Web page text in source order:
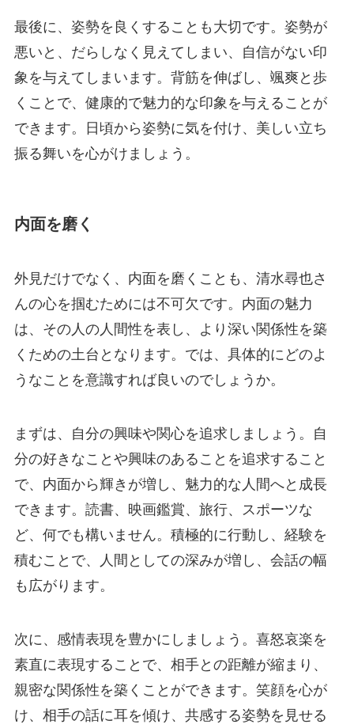
最後に、姿勢を良くすることも大切です。姿勢が
悪いと、だらしなく見えてしまい、自信がない印
象を与えてしまいます。背筋を伸ばし、颯爽と歩
くことで、健康的で魅力的な印象を与えることが
できます。日頃から姿勢に気を付け、美しい立ち
振る舞いを心がけましょう。
内面を磨く
外見だけでなく、内面を磨くことも、清水尋也さ
んの心を掴むためには不可欠です。内面の魅力
は、その人の人間性を表し、より深い関係性を築
くための土台となります。では、具体的にどのよ
うなことを意識すれば良いのでしょうか。
まずは、自分の興味や関心を追求しましょう。自
分の好きなことや興味のあることを追求すること
で、内面から輝きが増し、魅力的な人間へと成長
できます。読書、映画鑑賞、旅行、スポーツな
ど、何でも構いません。積極的に行動し、経験を
積むことで、人間としての深みが増し、会話の幅
も広がります。
次に、感情表現を豊かにしましょう。喜怒哀楽を
素直に表現することで、相手との距離が縮まり、
親密な関係性を築くことができます。笑顔を心が
け、相手の話に耳を傾け、共感する姿勢を見せる